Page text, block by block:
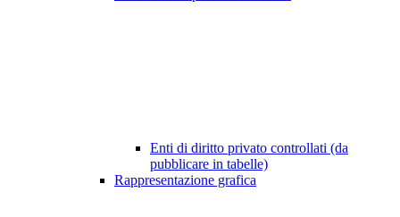
Enti di diritto privato controllati (da
pubblicare in tabelle)
Rappresentazione grafica